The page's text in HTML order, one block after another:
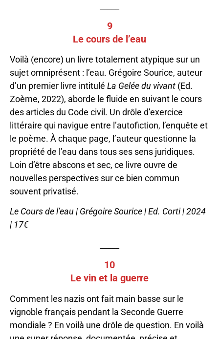
9
Le cours de l’eau
Voilà (encore) un livre totalement atypique sur un
sujet omniprésent : l’eau. Grégoire Sourice, auteur
d’un premier livre intitulé La Gelée du vivant (Ed.
Zoème, 2022), aborde le fluide en suivant le cours
des articles du Code civil. Un drôle d’exercice
littéraire qui navigue entre l’autofiction, l’enquête et
le poème. À chaque page, l’auteur questionne la
propriété de l’eau dans tous ses sens juridiques.
Loin d’être abscons et sec, ce livre ouvre de
nouvelles perspectives sur ce bien commun
souvent privatisé.
Le Cours de l’eau | Grégoire Sourice | Ed. Corti | 2024
| 17€
10
Le vin et la guerre
Comment les nazis ont fait main basse sur le
vignoble français pendant la Seconde Guerre
mondiale ? En voilà une drôle de question. En voilà